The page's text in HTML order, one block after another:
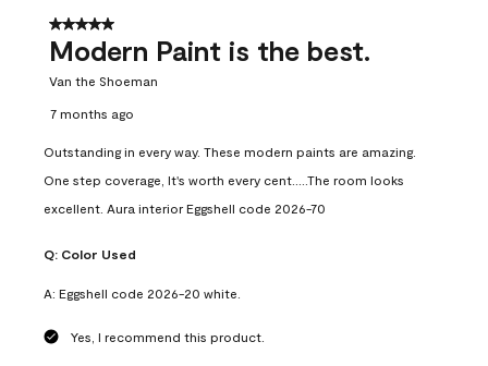
5 out of 5 stars.
Modern Paint is the best.
Van the Shoeman
7 months ago
Outstanding in every way. These modern paints are amazing.
One step coverage, It's worth every cent.....The room looks
excellent. Aura interior Eggshell code 2026-70
Q: Color Used
A: Eggshell code 2026-20 white.
Yes, I recommend this product.